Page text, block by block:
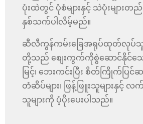
ပုံးထဲတွင် ပုံစံများနှင့် သဲပုံးများတ
နှစ်သက်ပါလိမ့်မည်။
ဆီလီကွန်ကမ်းခြေအရုပ်ထုတ်လုပ်သူ
တို့သည် စျေးကွက်ကိုစွဲဆောင်နိုင်သ
မြင့်၊ ဘေးကင်းပြီး စိတ်ကြိုက်ပြ
တံဆိပ်များ၊ ဖြန့်ဖြူးသူများနှင့် လ
သူများကို ပံ့ပိုးပေးပါသည်။